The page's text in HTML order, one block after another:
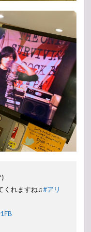
くれますね♫#アリ